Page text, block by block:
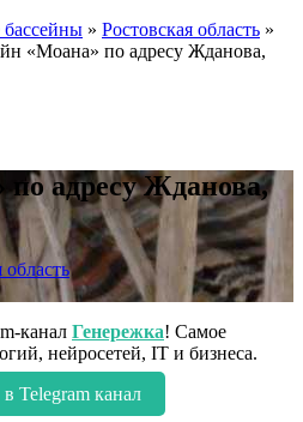
бассейны » Ростовская область »
«Моана» по адресу Жданова,
адресу Жданова,
область
канал Генережка! Самое
нейросетей, IT и бизнеса.
Telegram канал